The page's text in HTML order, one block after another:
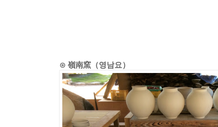
⊙ 嶺南窯（영남요）